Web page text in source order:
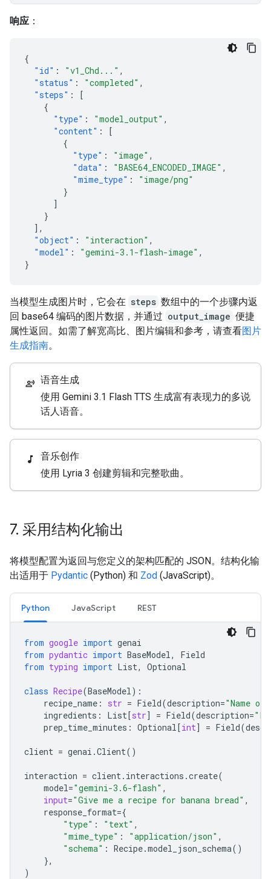
响应 ：
{
"id" : "v1_Chd..." ,
"status" : "completed" ,
"steps" :
[
{
"type" : "model_output" ,
"content" :
[
{
"type" : "image" ,
"data" : "BASE64_ENCODED_IMAGE" ,
"mime_type" :
"image/png"
}
]
}
],
"object" : "interaction" ,
"model" : "gemini-3.1-flash-image" ,
}
当模型生成图片时，它会在 steps 数组中的一个步骤内返
回 base64 编码的图片数据，并通过 output_image 便捷
属性返回。如需了解宽高比、图片编辑和参考，请查看图片
生成指南。
record_voice_over 语音生成
使用 Gemini 3.1 Flash TTS 生成富有表现力的多说
话人语音。
music_note
音乐创作
使用 Lyria 3 创建剪辑和完整歌曲。
7. 采用结构化输出
将模型配置为返回与您定义的架构匹配的 JSON。结构化输
出适用于 Pydantic (Python) 和 Zod (JavaScript)。
Python JavaScript REST
from google import genai
from pydantic import BaseModel,
Field
from typing import List, Optional
class Recipe(BaseModel):
recipe_name : str = Field(description="Name
ingredients : List[str] = Field(description=
prep_time_minutes : Optional[int] = Field(
client = genai .Client()
interaction = client. interactions .create(
model="gemini-3.6-flash" ,
input="Give me a recipe for banana bread" ,
response_format={
"type" : "text" ,
"mime_type" : "application/json" ,
"schema" : Recipe.model_json_schema()
},
)